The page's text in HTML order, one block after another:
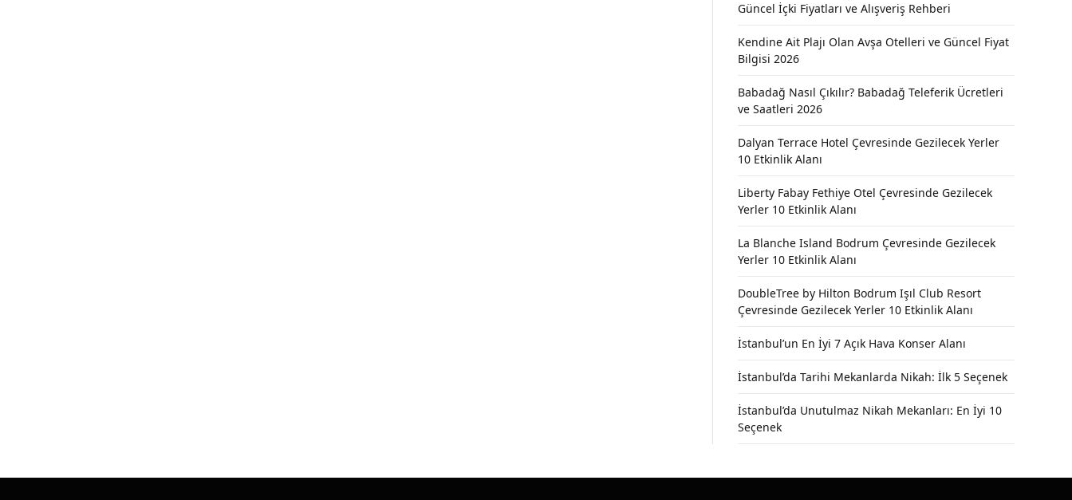
Güncel İçki Fiyatları ve Alışveriş Rehberi
Kendine Ait Plajı Olan Avşa Otelleri ve Güncel Fiyat
Bilgisi 2026
Babadağ Nasıl Çıkılır? Babadağ Teleferik Ücretleri
ve Saatleri 2026
Dalyan Terrace Hotel Çevresinde Gezilecek Yerler
10 Etkinlik Alanı
Liberty Fabay Fethiye Otel Çevresinde Gezilecek
Yerler 10 Etkinlik Alanı
La Blanche Island Bodrum Çevresinde Gezilecek
Yerler 10 Etkinlik Alanı
DoubleTree by Hilton Bodrum Işıl Club Resort
Çevresinde Gezilecek Yerler 10 Etkinlik Alanı
İstanbul’un En İyi 7 Açık Hava Konser Alanı
İstanbul’da Tarihi Mekanlarda Nikah: İlk 5 Seçenek
İstanbul’da Unutulmaz Nikah Mekanları: En İyi 10
Seçenek